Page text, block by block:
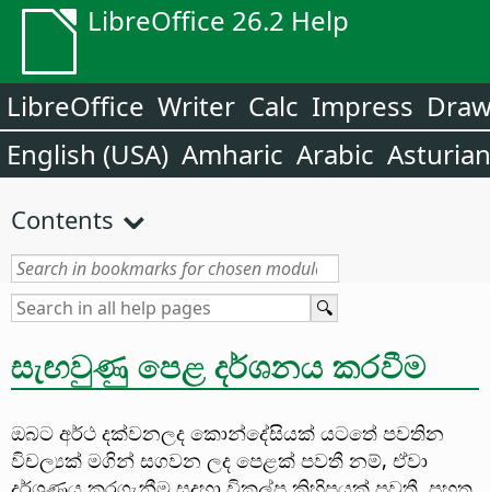
LibreOffice 26.2 Help
LibreOffice Writer Calc Impress
English (USA) Amharic Arabic Asturian
Contents
සැඟවුණු පෙළ දර්ශනය කරවීම
ඔබට අර්ථ දක්වනලද කොන්දේසියක් යටතේ පවතින
විචල්‍යක් මගින් සගවන ලද පෙළක් පවතී නම්, ඒවා